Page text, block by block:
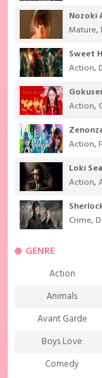
Nozoki
Mature,
Sweet
Action,
Action,
Action,
Loki
Action,
Crime,
GENRE
Action
Animals
Avant Garde
Boys Love
Comedy